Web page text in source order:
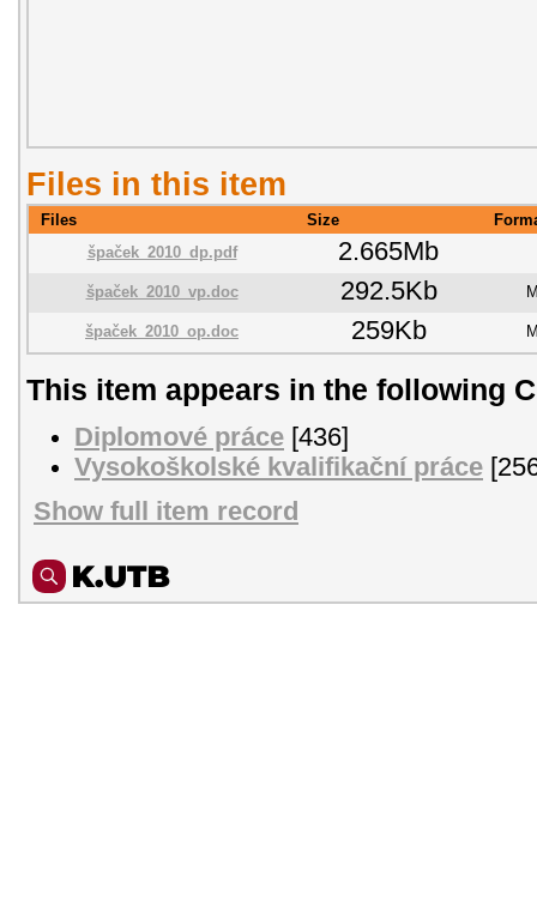
Files in this item
Files Size
špaček_2010_dp.pdf
2.665Mb
špaček_2010_vp.doc 292.5Kb
špaček_2010_op.doc 259Kb
This item appears in the following
Diplomové práce [436]
Vysokoškolské kvalifikační práce
Show full item record